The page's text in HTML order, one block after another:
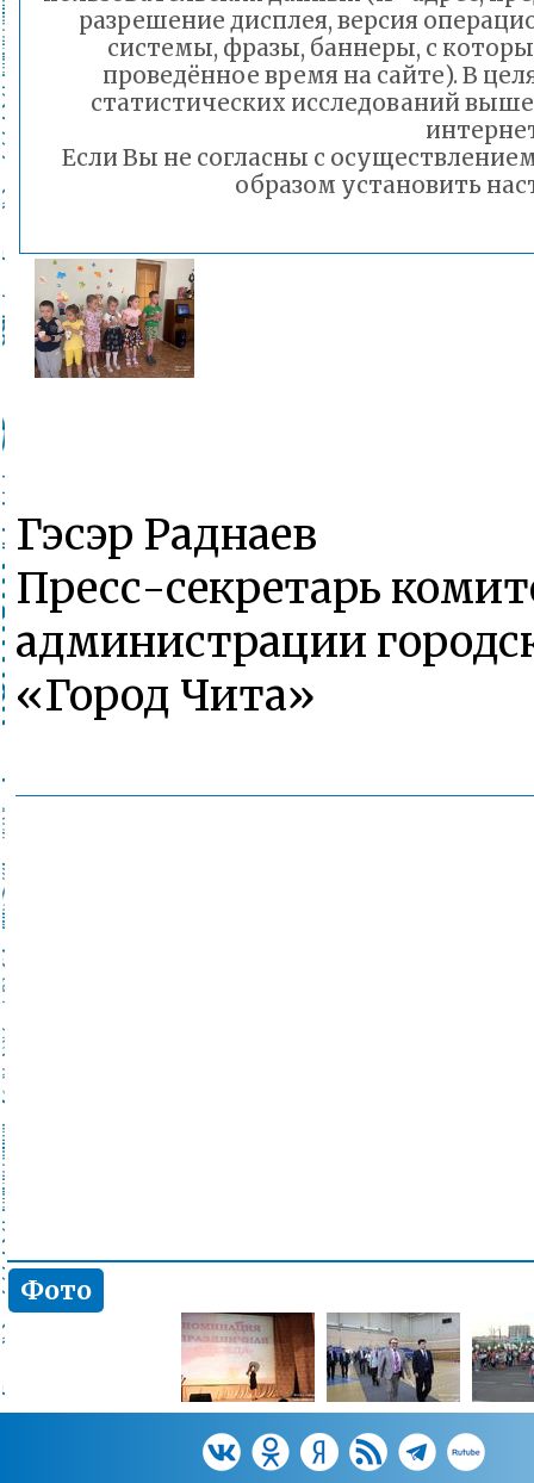
понравился всем
Гэсэр Раднаев
Пресс-секретарь
администрации
«Город Чита»
Фото
разрешение дисплея, версия
системы, фразы, баннеры, с
проведённое время на сайте). В
статистических исследований
Если Вы не согласны с
образом установить